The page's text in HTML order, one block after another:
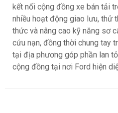
kết nối cộng đồng xe bán tải
nhiều hoạt động giao lưu, thử
thức và nâng cao kỹ năng sơ
cứu nạn, đồng thời chung tay
tại địa phương góp phần lan
cộng đồng tại nơi Ford hiện